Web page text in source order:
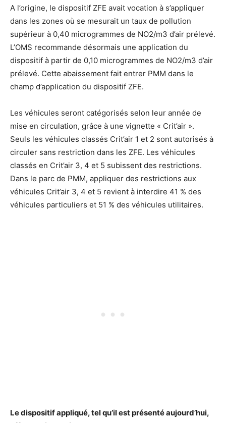
A l’origine, le dispositif ZFE avait vocation à s’appliquer
dans les zones où se mesurait un taux de pollution
supérieur à 0,40 microgrammes de NO2/m3 d’air prélevé.
L’OMS recommande désormais une application du
dispositif à partir de 0,10 microgrammes de NO2/m3 d’air
prélevé. Cette abaissement fait entrer PMM dans le
champ d’application du dispositif ZFE.
Les véhicules seront catégorisés selon leur année de
mise en circulation, grâce à une vignette « Crit’air ».
Seuls les véhicules classés Crit’air 1 et 2 sont autorisés à
circuler sans restriction dans les ZFE. Les véhicules
classés en Crit’air 3, 4 et 5 subissent des restrictions.
Dans le parc de PMM, appliquer des restrictions aux
véhicules Crit’air 3, 4 et 5 revient à interdire 41 % des
véhicules particuliers et 51 % des véhicules utilitaires.
Le dispositif appliqué, tel qu’il est présenté aujourd’hui,